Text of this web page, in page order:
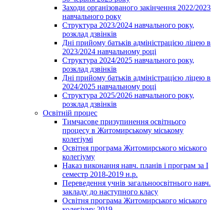
Заходи організованого закінчення 2022/2023
навчального року
Структура 2023/2024 навчального року,
розклад дзвінків
Дні прийому батьків адміністрацією ліцею в
2023/2024 навчальному році
Структура 2024/2025 навчального року,
розклад дзвінків
Дні прийому батьків адміністрацією ліцею в
2024/2025 навчальному році
Структура 2025/2026 навчального року,
розклад дзвінків
Освітній процес
Тимчасове призупинення освітнього
процесу в Житомирському міському
колегіумі
Освітня програма Житомирського міського
колегіуму
Наказ виконання навч. планів і програм за І
семестр 2018-2019 н.р.
Переведення учнів загальноосвітнього навч.
закладу до наступного класу
Освітня програма Житомирського міського